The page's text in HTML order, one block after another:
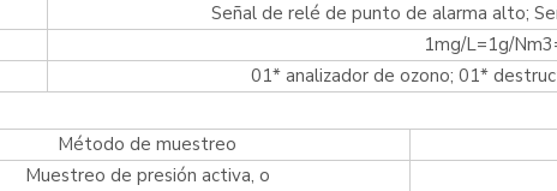
Señal de relé de punto de alarma alto;
1mg/L=1g/
01* analizador de ozono; 01*
Método de muestreo
Muestreo de presión activa, o